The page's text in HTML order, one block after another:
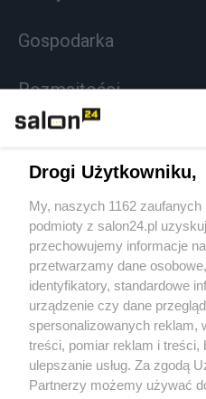
Gospodarka
Rozmaitości
Sport
Społeczeństwo
Kultura
X Facebook
Drogi Użytkowniku,
My, naszych 1162 zaufanych
podmioty z salon24.pl
przechowujemy informacje
przetwarzamy dane
identyfikatory, standardowe
urządzenie czy dane
spersonalizowanych reklam,
treści, pomiar reklam i treści,
ulepszanie usług. Za zgodą
Partnerzy możemy używać